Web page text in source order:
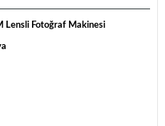
Lensli Fotoğraf Makinesi